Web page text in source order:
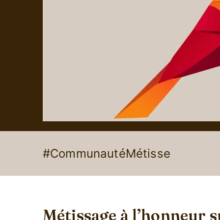
#CommunautéMétisse
Métissage à l’honneur